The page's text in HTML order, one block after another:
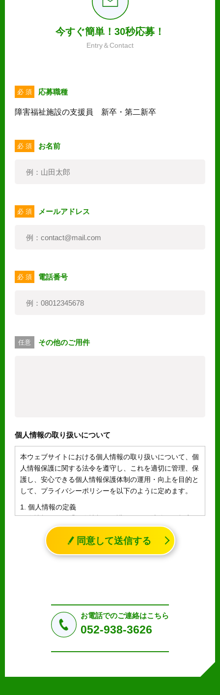
今すぐ簡単！30秒応募！
Entry＆Contact
必 須 応募職種
障害福祉施設の支援員 新卒・第二新卒
必 須 お名前
必 須 メールアドレス
必 須 電話番号
任意 その他のご用件
個人情報の取り扱いについて
本ウェブサイトにおける個人情報の取り扱いについて、個
人情報保護に関する法令を遵守し、これを適切に管理、保
護し、安心できる個人情報保護体制の運用・向上を目的と
して、プライバシーポリシーを以下のように定めます。
1. 個人情報の定義
個人情報とは、「個人情報の保護に関する法律」に規定さ
れる生存する個人に関する情報であって、氏名、生年月日
その他の記述等により特定の個人を識別することができる
情報（個人識別情報）を指します。
法令により許された場合を除き、個人情報を第三者に提供
しません。
a.応募者等からのお問い合わせに対応・管理するため
b.本ウェブサイトにおけるサービスの提供・運用のため
3. プライバシー尊重
同意して送信する
お電話でのご連絡はこちら
052-938-3626